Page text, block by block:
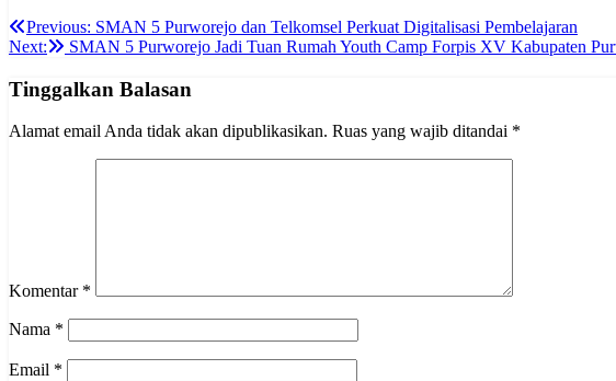
Navigasi
pos
Previous: SMAN 5 Purworejo dan Telkomsel Perkuat Digitalisasi Pembelajaran
Next:
SMAN 5 Purworejo Jadi Tuan Rumah Youth Camp Forpis XV Kabupaten
Tinggalkan Balasan
Alamat email Anda tidak akan dipublikasikan. Ruas yang wajib ditandai *
Komentar *
Nama *
Email *